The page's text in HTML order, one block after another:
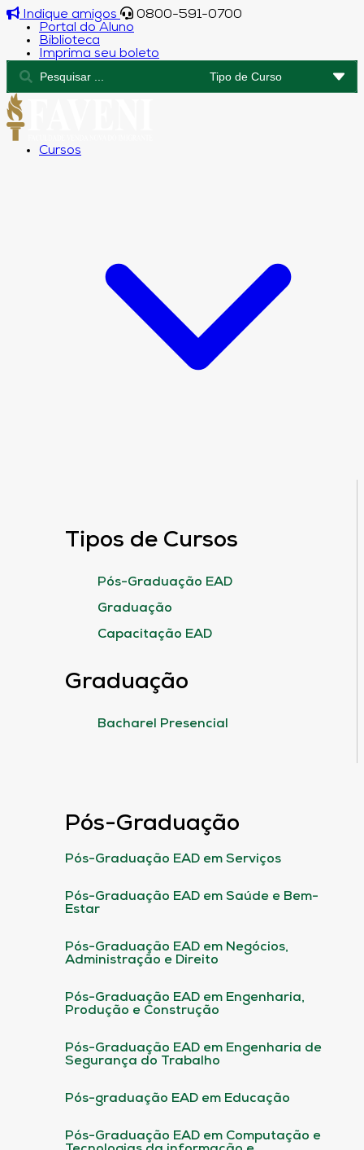
Indique amigos
0800-591-0700
Portal do Aluno
Biblioteca
Imprima seu boleto
Cursos
Tipos de Cursos
Pós-Graduação EAD
Graduação
Capacitação EAD
Graduação
Bacharel Presencial
Pós-Graduação
Pós-Graduação EAD em Serviços
Pós-Graduação EAD em Saúde e Bem-
Estar
Pós-Graduação EAD em Negócios,
Administração e Direito
Pós-Graduação EAD em Engenharia,
Produção e Construção
Pós-Graduação EAD em Engenharia de
Segurança do Trabalho
Pós-graduação EAD em Educação
Pós-Graduação EAD em Computação e